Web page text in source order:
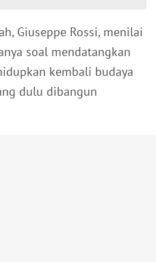
Giuseppe Rossi, menilai
soal mendatangkan
kembali budaya
dulu dibangun